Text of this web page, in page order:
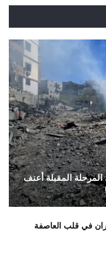
المقبلة أعنف
في قلب العاصفة